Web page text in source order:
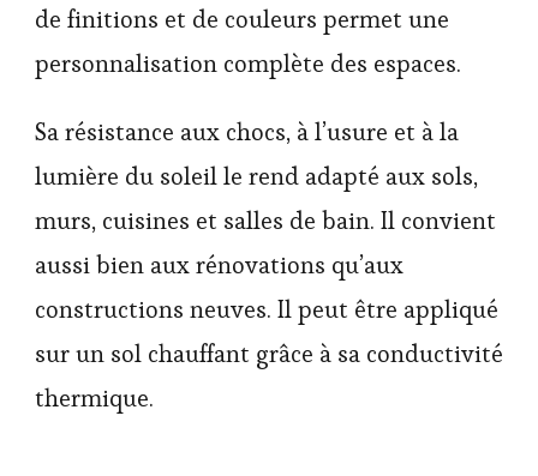
de finitions et de couleurs permet une
personnalisation complète des espaces.
Sa résistance aux chocs, à l’usure et à la
lumière du soleil le rend adapté aux sols,
murs, cuisines et salles de bain. Il convient
aussi bien aux rénovations qu’aux
constructions neuves. Il peut être appliqué
sur un sol chauffant grâce à sa conductivité
thermique.